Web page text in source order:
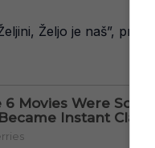
Željo je naš”,